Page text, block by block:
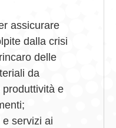
assicurare
dalla crisi
delle
da
e
servizi ai